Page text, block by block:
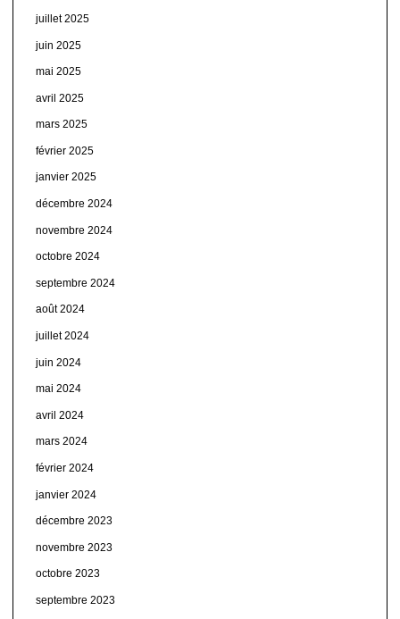
juillet 2025
juin 2025
mai 2025
avril 2025
mars 2025
février 2025
janvier 2025
décembre 2024
novembre 2024
octobre 2024
septembre 2024
août 2024
juillet 2024
juin 2024
mai 2024
avril 2024
mars 2024
février 2024
janvier 2024
décembre 2023
novembre 2023
octobre 2023
septembre 2023